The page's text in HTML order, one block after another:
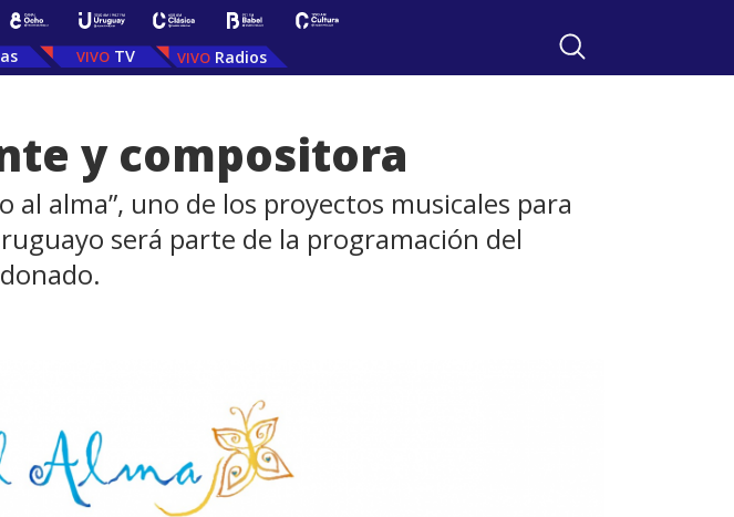
TV Radios
y compositora
al alma”, uno de los proyectos musicales para
será parte de la programación del